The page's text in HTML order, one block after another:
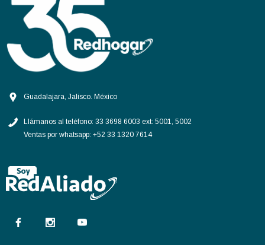
Guadalajara, Jalisco. México
Llámanos al teléfono: 33 3698 6003 ext: 5001, 5002
Ventas por whatsapp: +52 33 1320 7614